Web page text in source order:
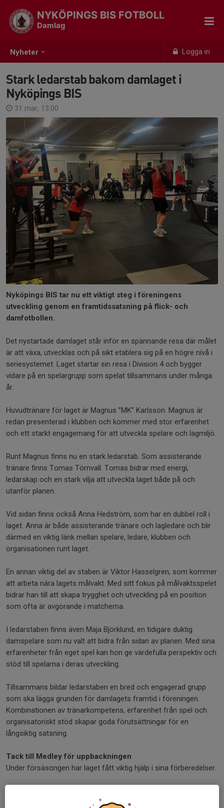
Nyheter Logga in
NYKÖPINGS BIS FOTBOLL
Damlag
Stark ledarstab bakom damlaget i
Nyköpings BIS
31 mar, 13:00
Nyköpings BIS tar nu ett viktigt steg i föreningens
utveckling genom en framtidssatsning på flick- och
damfotbollen.
Det nystartade damlaget står inför en spännande resa där målet
är att växa, utvecklas och på sikt etablera sig på en högre nivå i
seriesystemet. Laget startar sin resa i Division 4 och bygger
vidare på en spelargrupp som spelat tillsammans under många
år.
Huvudtränare för laget är Magnus ”MK” Karlsson. Magnus är
redan presenterad i klubben och kommer med stor erfarenhet
och ett starkt engagemang för att utveckla spelare och lagmiljö.
Runt Magnus finns nu en stark ledarstab. Som assisterande
tränare finns Tomas Törnvall. Tomas bidrar med energi,
ledarskap och en stark vilja att utveckla laget både på och
utanför planen.
Vid sidan finns också Anna Hedström, som har en dubbel roll i
laget. Anna är både assisterande tränare och lagledare och blir
därmed en viktig länk mellan spelare, ledare, klubben och
organisationen runt laget.
En annan viktig del av staben är Viktor Hasselgren, som kommer
att arbeta nära lagets målvakt. Med sitt fokus på målvaktsspelet
bidrar han till att skapa trygghet och utveckling på en position
som ofta är avgörande i matcherna.
I ledarstaben finns även Maja Björklund, en tidigare duktig
damspelare som nu valt att bidra från sidan av planen. Med sina
erfarenheter från eget spel kan hon ge värdefulla perspektiv och
stöd till spelarna i deras utveckling.
Tillsammans bildar ledarstaben en bred och engagerad grupp
som ska lägga grunden för damlagets framtid i föreningen.
Kombinationen av tränarkompetens, erfarenhet från spel och
organisatoriskt stöd skapar goda förutsättningar för en
långsiktig satsning.
Tack till Medley för uppbackningen
Under försäsongen har laget fått viktig hjälp i sina förberedelser.
laget med möjligheter till försäsongsträning och fyspass.